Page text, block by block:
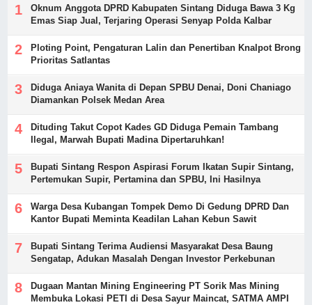
Oknum Anggota DPRD Kabupaten Sintang Diduga Bawa 3 Kg
Emas Siap Jual, Terjaring Operasi Senyap Polda Kalbar
Ploting Point, Pengaturan Lalin dan Penertiban Knalpot Brong
Prioritas Satlantas
Diduga Aniaya Wanita di Depan SPBU Denai, Doni Chaniago
Diamankan Polsek Medan Area
Dituding Takut Copot Kades GD Diduga Pemain Tambang
Ilegal, Marwah Bupati Madina Dipertaruhkan!
Bupati Sintang Respon Aspirasi Forum Ikatan Supir Sintang,
Pertemukan Supir, Pertamina dan SPBU, Ini Hasilnya
Warga Desa Kubangan Tompek Demo Di Gedung DPRD Dan
Kantor Bupati Meminta Keadilan Lahan Kebun Sawit
Bupati Sintang Terima Audiensi Masyarakat Desa Baung
Sengatap, Adukan Masalah Dengan Investor Perkebunan
Dugaan Mantan Mining Engineering PT Sorik Mas Mining
Membuka Lokasi PETI di Desa Sayur Maincat, SATMA AMPI